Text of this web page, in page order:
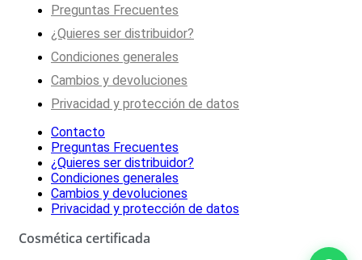
Preguntas Frecuentes
¿Quieres ser distribuidor?
Condiciones generales
Cambios y devoluciones
Privacidad y protección de datos
Contacto
Preguntas Frecuentes
¿Quieres ser distribuidor?
Condiciones generales
Cambios y devoluciones
Privacidad y protección de datos
Cosmética certificada